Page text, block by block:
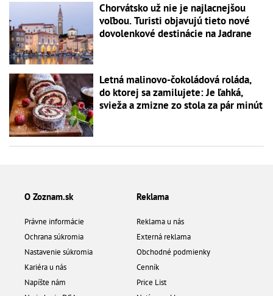
Chorvátsko už nie je najlacnejšou
voľbou. Turisti objavujú tieto nové
dovolenkové destinácie na Jadrane
Letná malinovo-čokoládová roláda,
do ktorej sa zamilujete: Je ľahká,
svieža a zmizne zo stola za pár minút
O Zoznam.sk
Právne informácie
Ochrana súkromia
Nastavenie súkromia
Kariéra u nás
Napíšte nám
Reklama
Reklama u nás
Externá reklama
Obchodné podmienky
Cenník
Price List